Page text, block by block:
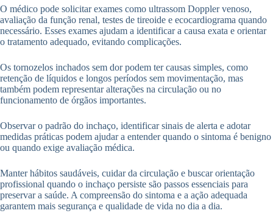
O médico pode solicitar exames como ultrassom Doppler venoso,
avaliação da função renal, testes de tireoide e ecocardiograma quando
necessário. Esses exames ajudam a identificar a causa exata e orientar
o tratamento adequado, evitando complicações.
Os tornozelos inchados sem dor podem ter causas simples, como
retenção de líquidos e longos períodos sem movimentação, mas
também podem representar alterações na circulação ou no
funcionamento de órgãos importantes.
Observar o padrão do inchaço, identificar sinais de alerta e adotar
medidas práticas podem ajudar a entender quando o sintoma é benigno
ou quando exige avaliação médica.
Manter hábitos saudáveis, cuidar da circulação e buscar orientação
profissional quando o inchaço persiste são passos essenciais para
preservar a saúde. A compreensão do sintoma e a ação adequada
garantem mais segurança e qualidade de vida no dia a dia.